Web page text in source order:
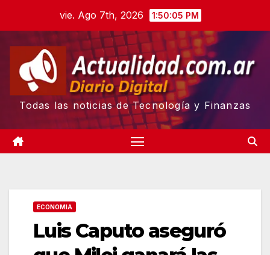
content
vie. Ago 7th, 2026 1:50:06 PM
Todas las noticias de Tecnología y Finanzas
ECONOMIA
Luis Caputo aseguró